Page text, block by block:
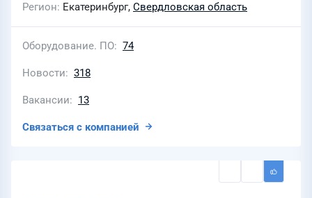
Регион Екатеринбург, Свердловская область
Оборудование. ПО 74
Новости 318
Вакансии 13
Связаться с компанией